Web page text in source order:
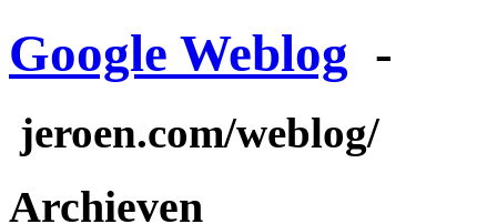
Google Weblog -
jeroen.com/weblog/
Archieven